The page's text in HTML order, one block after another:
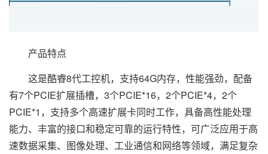
产品特点
这是酷睿8代工控机，支持64G内存，性能强劲，配备
有7个PCIE扩展插槽，3个PCIE*16，2个PCIE*4，2个
PCIE*1，支持多个高速扩展卡同时工作，具备高性能处理
能力、丰富的接口和稳定可靠的运行特性，可广泛应用于高
速数据采集、图像处理、工业通信和网络等领域，满足复杂